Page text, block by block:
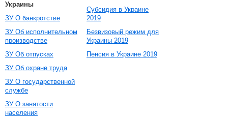
Украины
ЗУ О банкротстве
ЗУ Об исполнительном
производстве
ЗУ Об отпусках
ЗУ Об охране труда
ЗУ О государственной
службе
ЗУ О занятости
населения
Субсидия в Украине
2019
Безвизовый режим для
Украины 2019
Пенсия в Украине 2019